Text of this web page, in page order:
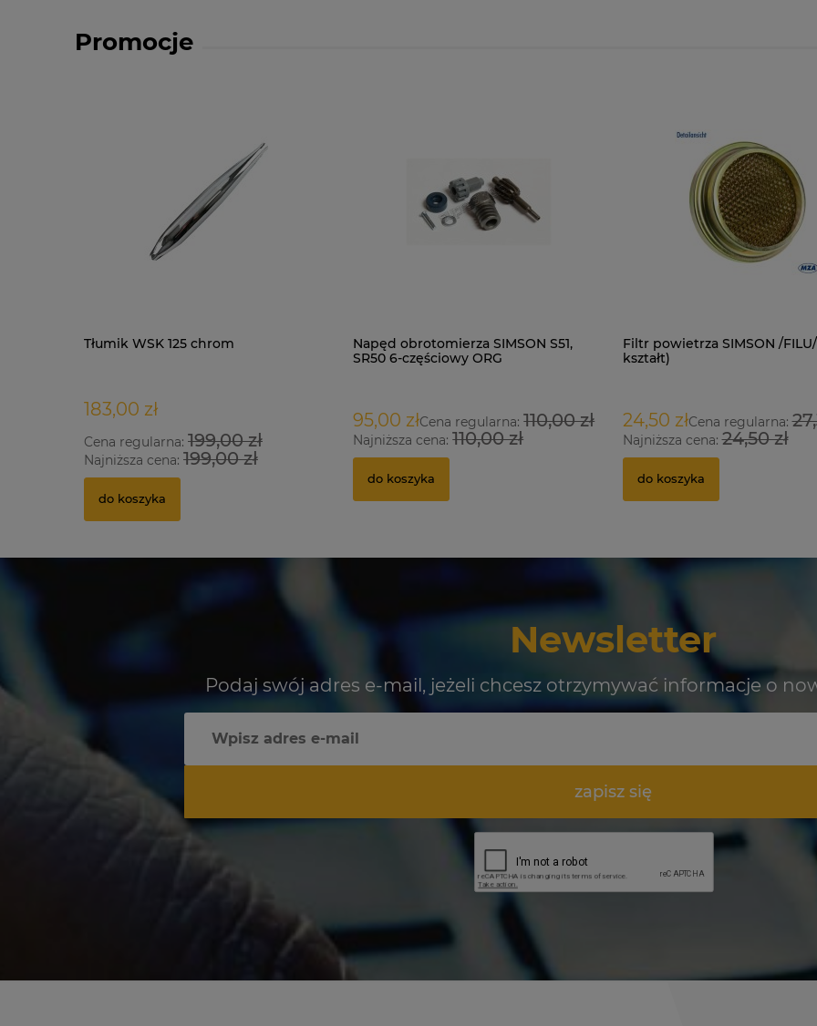
Promocje
Tłumik WSK 125 chrom
183,00 zł
Cena regularna: 199,00 zł
Najniższa cena: 199,00 zł
do koszyka
Napęd obrotomierza SIMSON S51,
SR50 6-częściowy ORG
95,00 złCena regularna:110,00 zł
Najniższa cena:110,00 zł
do koszyka
Filtr powietrza SIMSON /
kształt)
24,50 złCena regularna:
Najniższa cena:24,50 zł
do koszyka
Newsletter
Podaj swój adres e-mail, jeżeli chcesz otrzymywać informacje o
zapisz się